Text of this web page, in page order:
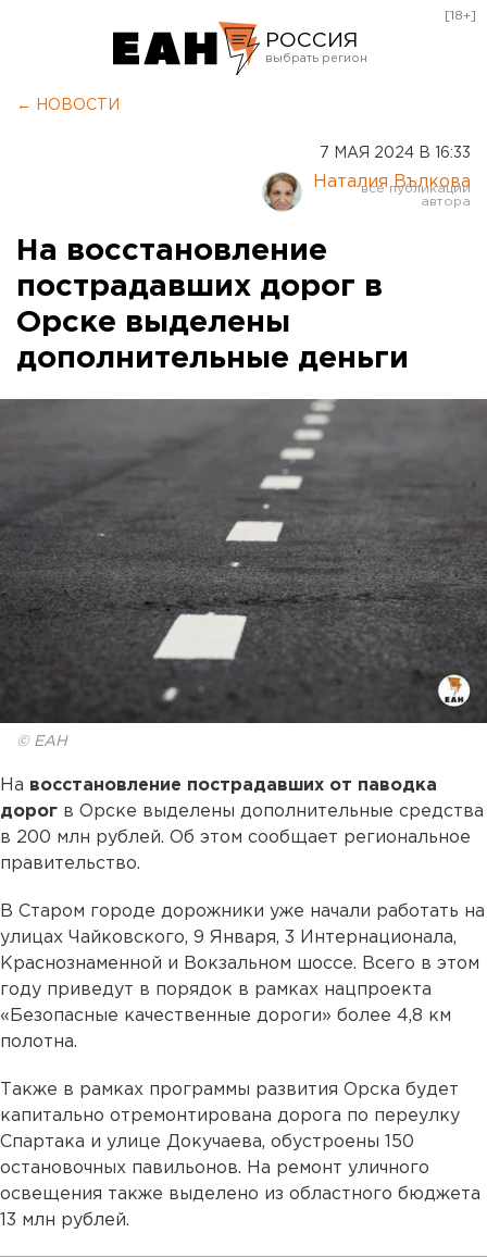
РОССИЯ
Курган
Оренбург
[18+]
← НОВОСТИ
7 МАЯ 2024 В 16:33
Наталия Вълкова
На восстановление
пострадавших дорог в
Орске выделены
дополнительные деньги
© ЕАН
На восстановление пострадавших от паводка
дорог в Орске выделены дополнительные средства
в 200 млн рублей. Об этом сообщает региональное
правительство.
В Старом городе дорожники уже начали работать на
улицах Чайковского, 9 Января, 3 Интернационала,
Краснознаменной и Вокзальном шоссе. Всего в этом
году приведут в порядок в рамках нацпроекта
«Безопасные качественные дороги» более 4,8 км
полотна.
Также в рамках программы развития Орска будет
капитально отремонтирована дорога по переулку
Спартака и улице Докучаева, обустроены 150
остановочных павильонов. На ремонт уличного
освещения также выделено из областного бюджета
13 млн рублей.